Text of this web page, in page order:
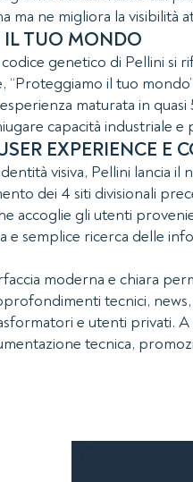
ma ne migliora la visibilità
IL TUO MONDO
genetico di Pellini si
il tuo
maturata in
capacità industriale
EXPERIENCE E
visiva, Pellini lancia
dei 4 siti divisionali
accoglie gli utenti
e semplice ricerca delle
moderna e chiara
tecnici,
e utenti privati. A
tecnica,